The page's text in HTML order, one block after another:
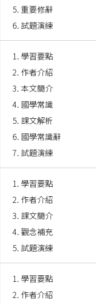
重要修辭
試題演練
學習要點
作者介紹
本文簡介
國學常識
課文解析
國學常識辭
試題演練
學習要點
作者介紹
課文簡介
觀念補充
試題演練
學習要點
作者介紹